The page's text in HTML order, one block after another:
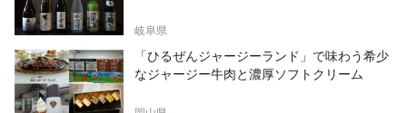
岐阜県
「ひるぜんジャージーランド」で味わう希少
なジャージー牛肉と濃厚ソフトクリーム